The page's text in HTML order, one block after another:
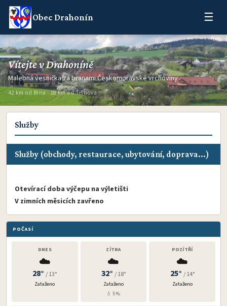
Obec Drahonín ☰
Vítejte v Drahoníně
Malebná vesnička za branami Českomoravské vrchoviny
42 km od Brna · 18 km od Tišnova
Služby
Služby (obchody, restaurace, ubytování, doprava...)
Otevírací doba výčepu na výletišti
V zimních měsicích zavřeno
POČASÍ
DNES
☁️
28°/ 13°
Zataženo
ZÍTRA
☁️
32° / 18°
Zataženo
💧 5 %
POZÍTŘÍ
☁️
25° / 14°
Zataženo